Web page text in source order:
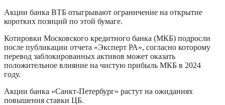
Акции банка ВТБ отыгрывают ограничение на открытие
коротких позиций по этой бумаге.
Котировки Московского кредитного банка (МКБ) подросли
после публикации отчета «Эксперт РА», согласно которому
перевод заблокированных активов может оказать
положительное влияние на чистую прибыль МКБ в 2024
году.
Акции банка «Санкт-Петербург» растут на ожиданиях
повышения ставки ЦБ.